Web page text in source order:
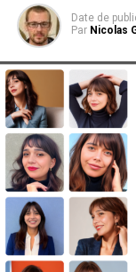
Date de
Par Nicolas